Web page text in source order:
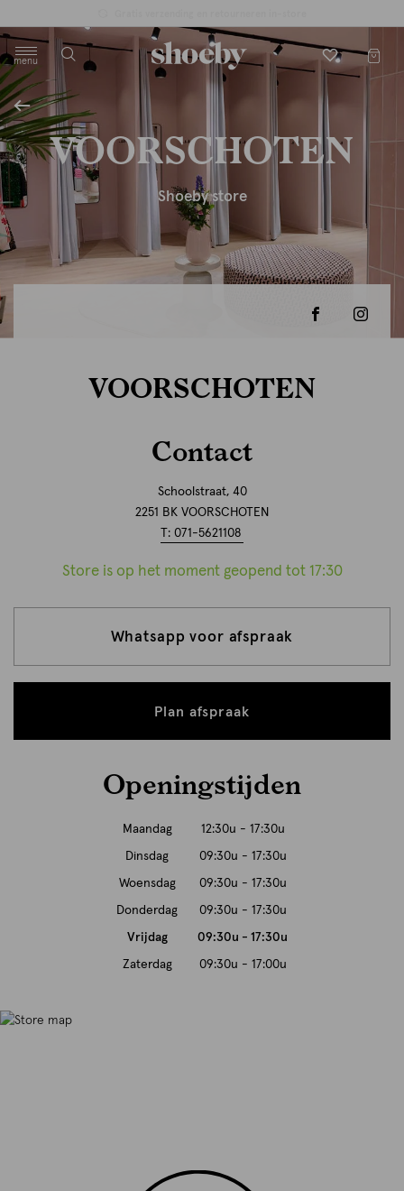
menu
label.header.toggle
VOORSCHOTEN
Shoeby store
VOORSCHOTEN
Contact
Schoolstraat, 40
2251 BK VOORSCHOTEN
T: 071-5621108
Store is op het moment geopend tot 17:30
Whatsapp voor afspraak
Plan afspraak
Openingstijden
Maandag 12:30u - 17:30u
Dinsdag 09:30u - 17:30u
Woensdag 09:30u - 17:30u
Donderdag 09:30u - 17:30u
Vrijdag 09:30u - 17:30u
Zaterdag 09:30u - 17:00u